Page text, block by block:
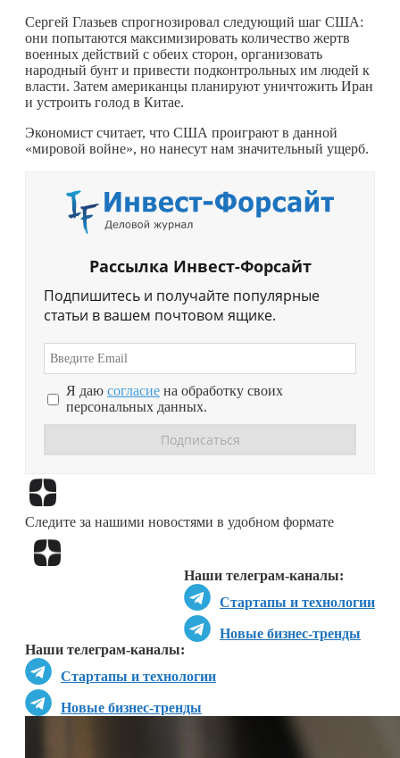
Сергей Глазьев спрогнозировал следующий шаг США:
они попытаются максимизировать количество жертв
военных действий с обеих сторон, организовать
народный бунт и привести подконтрольных им людей к
власти. Затем американцы планируют уничтожить Иран
и устроить голод в Китае.
Экономист считает, что США проиграют в данной
«мировой войне», но нанесут нам значительный ущерб.
Рассылка Инвест-Форсайт
Подпишитесь и получайте популярные
статьи в вашем почтовом ящике.
Я даю согласие на обработку своих
персональных данных.
Следите за нашими новостями в удобном формате
Наши телеграм-каналы:
Стартапы и технологии
Новые бизнес-тренды
Наши телеграм-каналы:
Стартапы и технологии
Новые бизнес-тренды